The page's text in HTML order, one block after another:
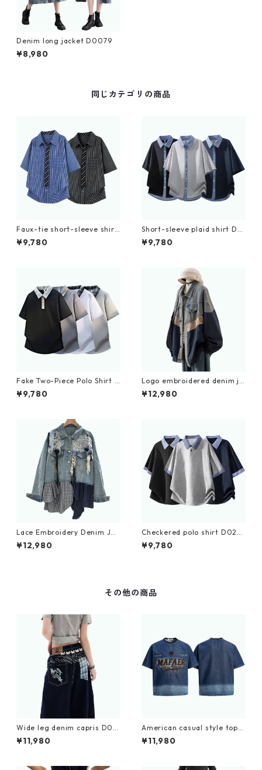
Denim long jacket D0079
¥8,980
同じカテゴリの商品
Faux-tie short-sleeve shirt
D0224
¥9,780
Short-sleeve plaid shirt D0
225
¥9,780
Fake Two-Piece Polo Shirt D
0227
¥9,780
Logo embroidered denim ja
cket D0089
¥12,980
Lace Embroidery Denim Jac
ket D0063
¥12,980
Checkered polo shirt D022
6
¥9,780
その他の商品
Wide leg denim capris D019
5
¥11,980
American casual style tops
D0203
¥11,980